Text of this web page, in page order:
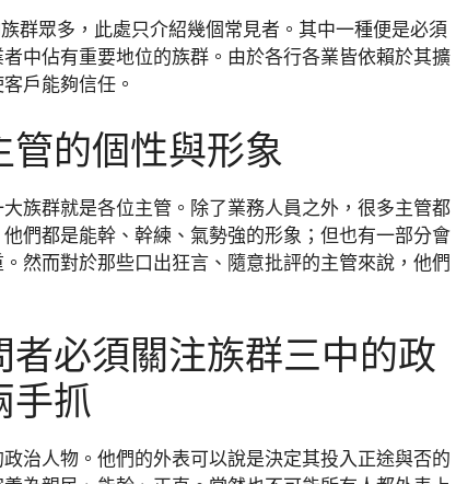
群眾多，此處只介紹幾個常見者。其中一種便是必須
中佔有重要地位的族群。由於各行各業皆依賴於其擴
戶能夠信任。
管的個性與形象
族群就是各位主管。除了業務人員之外，很多主管都
們都是能幹、幹練、氣勢強的形象；但也有一部分會
然而對於那些口出狂言、隨意批評的主管來說，他們
必須關注族群三中的政
手抓
治人物。他們的外表可以說是決定其投入正途與否的